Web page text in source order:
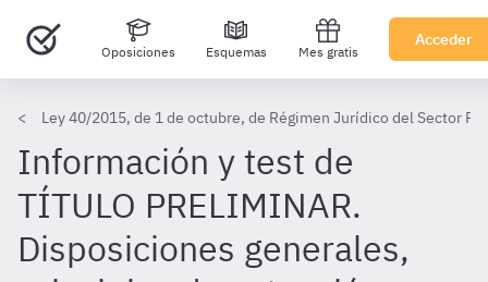
Oposiciones Esquemas Mes gratis
Acceder
Ley 40/2015, de 1 de octubre, de Régimen Jurídico del Sector
Información y test de
TÍTULO PRELIMINAR.
Disposiciones generales,